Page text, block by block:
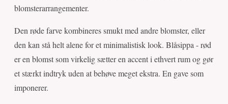
blomsterarrangementer.
Den røde farve kombineres smukt med andre blomster, eller
den kan stå helt alene for et minimalistisk look. Blåsippa - rød
er en blomst som virkelig sætter en accent i ethvert rum og gør
et stærkt indtryk uden at behøve meget ekstra. En gave som
imponerer.